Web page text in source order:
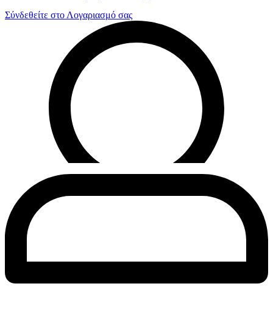
Σύνδεθείτε στο Λογαριασμό σας